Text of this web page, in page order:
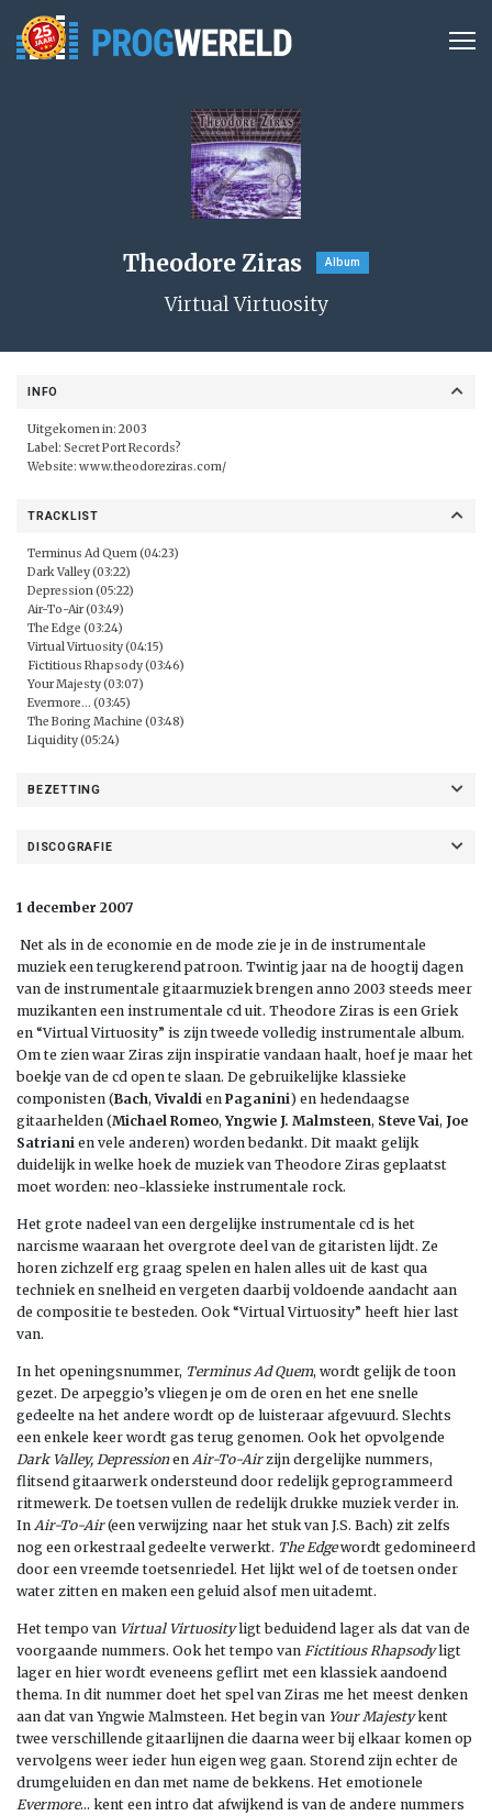
Theodore Ziras Album
Virtual Virtuosity
INFO
Uitgekomen in: 2003
Label: Secret Port Records?
Website: www.theodoreziras.com/
TRACKLIST
Terminus Ad Quem (04:23)
Dark Valley (03:22)
Depression (05:22)
Air-To-Air (03:49)
The Edge (03:24)
Virtual Virtuosity (04:15)
Fictitious Rhapsody (03:46)
Your Majesty (03:07)
Evermore... (03:45)
The Boring Machine (03:48)
Liquidity (05:24)
BEZETTING
DISCOGRAFIE
1 december 2007
Net als in de economie en de mode zie je in de instrumentale
muziek een terugkerend patroon. Twintig jaar na de hoogtij dagen
van de instrumentale gitaarmuziek brengen anno 2003 steeds meer
muzikanten een instrumentale cd uit. Theodore Ziras is een Griek
en “Virtual Virtuosity” is zijn tweede volledig instrumentale album.
Om te zien waar Ziras zijn inspiratie vandaan haalt, hoef je maar het
boekje van de cd open te slaan. De gebruikelijke klassieke
componisten (Bach,Vivaldi en Paganini) en hedendaagse
gitaarhelden (Michael Romeo,Yngwie J. Malmsteen, Steve Vai, Joe
Satriani en vele anderen) worden bedankt. Dit maakt gelijk
duidelijk in welke hoek de muziek van Theodore Ziras geplaatst
moet worden: neo-klassieke instrumentale rock.
Het grote nadeel van een dergelijke instrumentale cd is het
narcisme waaraan het overgrote deel van de gitaristen lijdt. Ze
horen zichzelf erg graag spelen en halen alles uit de kast qua
techniek en snelheid en vergeten daarbij voldoende aandacht aan
de compositie te besteden. Ook “Virtual Virtuosity” heeft hier last
van.
In het openingsnummer, Terminus Ad Quem, wordt gelijk de toon
gezet. De arpeggio’s vliegen je om de oren en het ene snelle
gedeelte na het andere wordt op de luisteraar afgevuurd. Slechts
een enkele keer wordt gas terug genomen. Ook het opvolgende
Dark Valley, Depressionen Air-To-Air zijn dergelijke nummers,
flitsend gitaarwerk ondersteund door redelijk geprogrammeerd
ritmewerk. De toetsen vullen de redelijk drukke muziek verder in.
In Air-To-Air(een verwijzing naar het stuk van J.S. Bach) zit zelfs
nog een orkestraal gedeelte verwerkt. The Edgewordt gedomineerd
door een vreemde toetsenriedel. Het lijkt wel of de toetsen onder
water zitten en maken een geluid alsof men uitademt.
Het tempo van Virtual Virtuosityligt beduidend lager als dat van de
voorgaande nummers. Ook het tempo van Fictitious Rhapsodyligt
lager en hier wordt eveneens geflirt met een klassiek aandoend
thema. In dit nummer doet het spel van Ziras me het meest denken
aan dat van Yngwie Malmsteen. Het begin van Your Majestykent
twee verschillende gitaarlijnen die daarna weer bij elkaar komen op
vervolgens weer ieder hun eigen weg gaan. Storend zijn echter de
drumgeluiden en dan met name de bekkens. Het emotionele
Evermore… kent een intro dat afwijkend is van de andere nummers